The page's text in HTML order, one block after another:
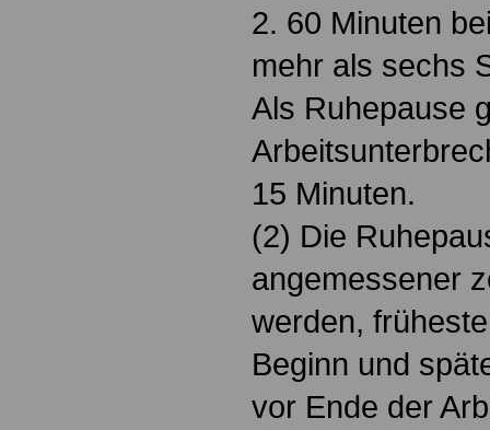
2. 60 Minuten
mehr als sechs
Als Ruhepause
15 Minuten.
(2) Die
angemessener
werden,
Beginn und
vor Ende der